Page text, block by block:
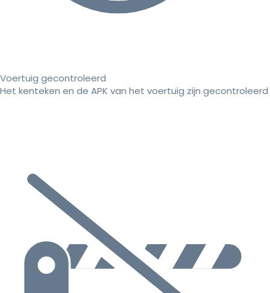
Voertuig gecontroleerd
Het kenteken en de APK van het voertuig zijn gecontroleerd